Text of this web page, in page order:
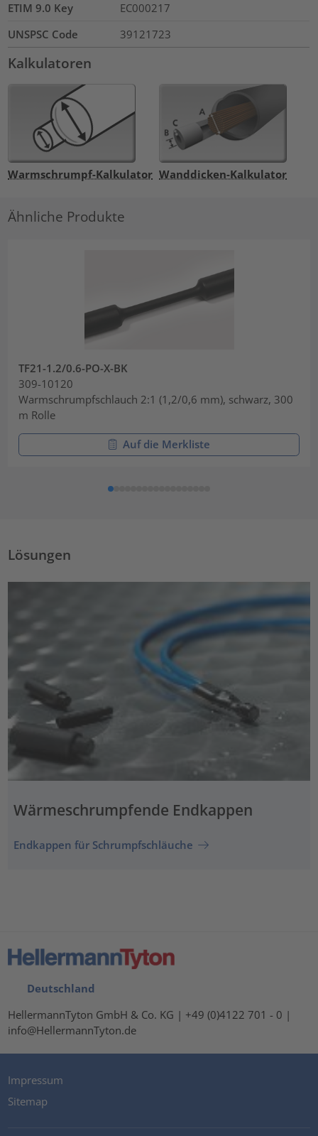
ETIM 9.0 Key
EC000217
UNSPSC Code
39121723
Kalkulatoren
Warmschrumpf-Kalkulator Wanddicken-Kalkulator
Ähnliche Produkte
TF21-1.2/0.6-PO-X-BK
309-10120
Warmschrumpfschlauch 2:1 (1,2/0,6 mm), schwarz, 300
m Rolle
Auf die Merkliste
Lösungen
Wärmeschrumpfende Endkappen
Endkappen für Schrumpfschläuche
Deutschland
HellermannTyton GmbH & Co. KG | +49 (0)4122 701 - 0 |
info@HellermannTyton.de
Impressum
Sitemap